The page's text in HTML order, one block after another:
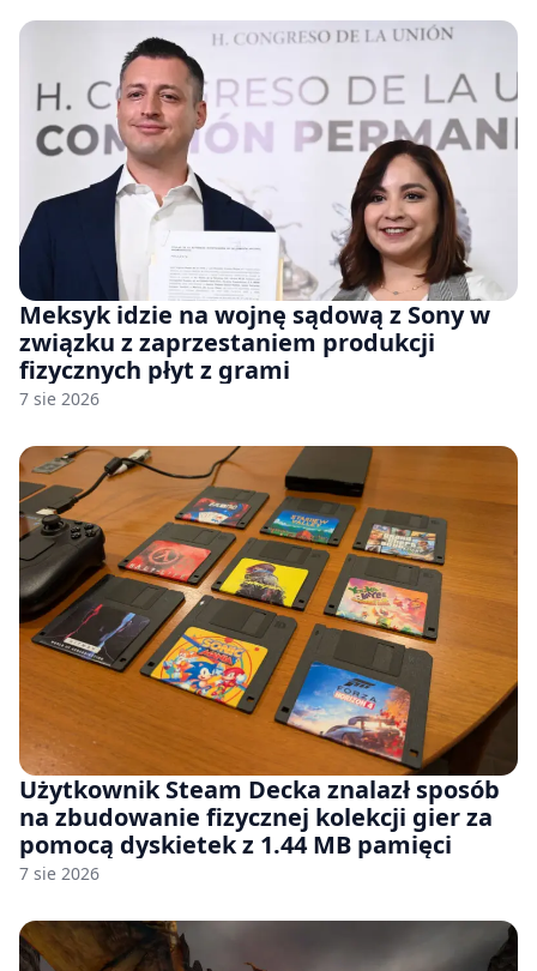
Meksyk idzie na wojnę sądową z Sony w
związku z zaprzestaniem produkcji
fizycznych płyt z grami
7 sie 2026
Użytkownik Steam Decka znalazł sposób
na zbudowanie fizycznej kolekcji gier za
pomocą dyskietek z 1.44 MB pamięci
7 sie 2026